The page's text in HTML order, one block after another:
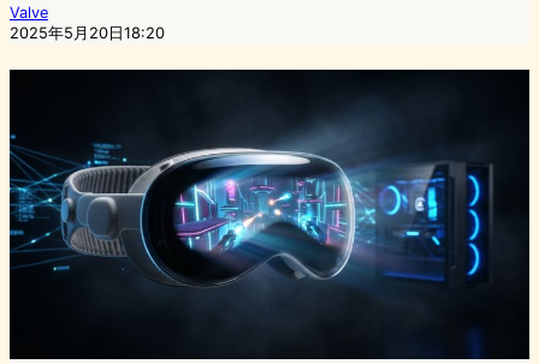
Valve
2025年5月20日18:20